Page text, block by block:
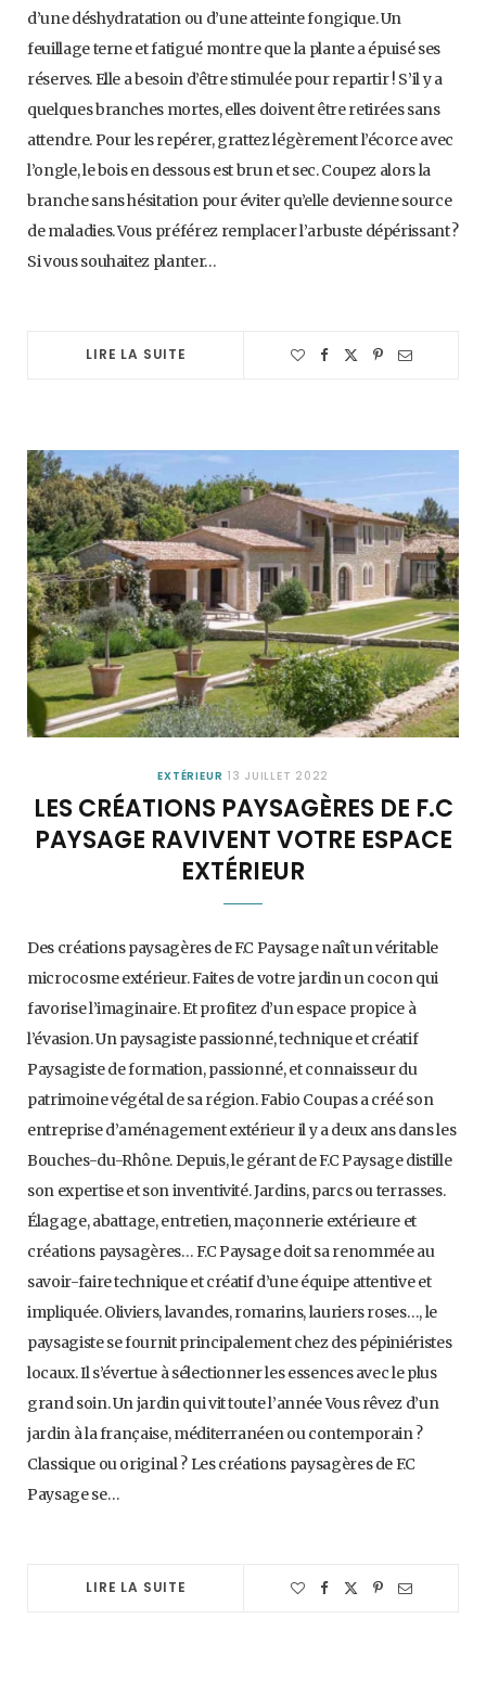
d’une déshydratation ou d’une atteinte fongique. Un
feuillage terne et fatigué montre que la plante a épuisé ses
réserves. Elle a besoin d’être stimulée pour repartir ! S’il y a
quelques branches mortes, elles doivent être retirées sans
attendre. Pour les repérer, grattez légèrement l’écorce avec
l’ongle, le bois en dessous est brun et sec. Coupez alors la
branche sans hésitation pour éviter qu’elle devienne source
de maladies. Vous préférez remplacer l’arbuste dépérissant ?
Si vous souhaitez planter…
LIRE LA SUITE
EXTÉRIEUR 13 JUILLET 2022
LES CRÉATIONS PAYSAGÈRES DE F.C
PAYSAGE RAVIVENT VOTRE ESPACE
EXTÉRIEUR
Des créations paysagères de F.C Paysage naît un véritable
microcosme extérieur. Faites de votre jardin un cocon qui
favorise l’imaginaire. Et profitez d’un espace propice à
l’évasion. Un paysagiste passionné, technique et créatif
Paysagiste de formation, passionné, et connaisseur du
patrimoine végétal de sa région. Fabio Coupas a créé son
entreprise d’aménagement extérieur il y a deux ans dans les
Bouches-du-Rhône. Depuis, le gérant de F.C Paysage distille
son expertise et son inventivité. Jardins, parcs ou terrasses.
Élagage, abattage, entretien, maçonnerie extérieure et
créations paysagères… F.C Paysage doit sa renommée au
savoir-faire technique et créatif d’une équipe attentive et
impliquée. Oliviers, lavandes, romarins, lauriers roses…, le
paysagiste se fournit principalement chez des pépiniéristes
locaux. Il s’évertue à sélectionner les essences avec le plus
grand soin. Un jardin qui vit toute l’année Vous rêvez d’un
jardin à la française, méditerranéen ou contemporain ?
Classique ou original ? Les créations paysagères de F.C
Paysage se…
LIRE LA SUITE